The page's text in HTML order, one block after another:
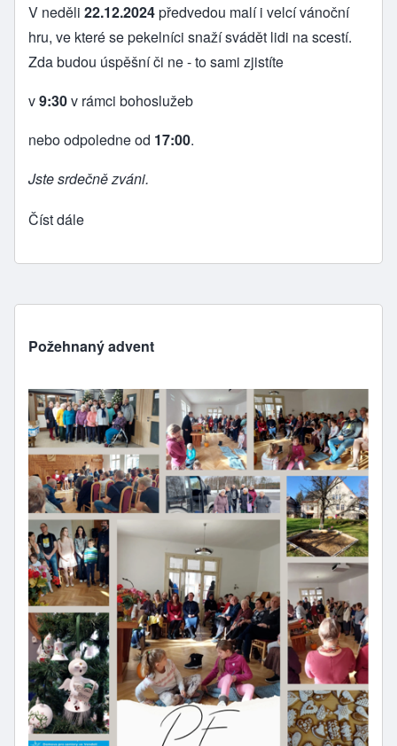
V neděli 22.12.2024předvedou malí i velcí vánoční
hru, ve které se pekelníci snaží svádět lidi na scestí.
Zda budou úspěšní či ne - to sami zjistíte
v9:30v rámci bohoslužeb
nebo odpoledne od 17:00.
Jste srdečně zváni.
Číst dále
Požehnaný advent